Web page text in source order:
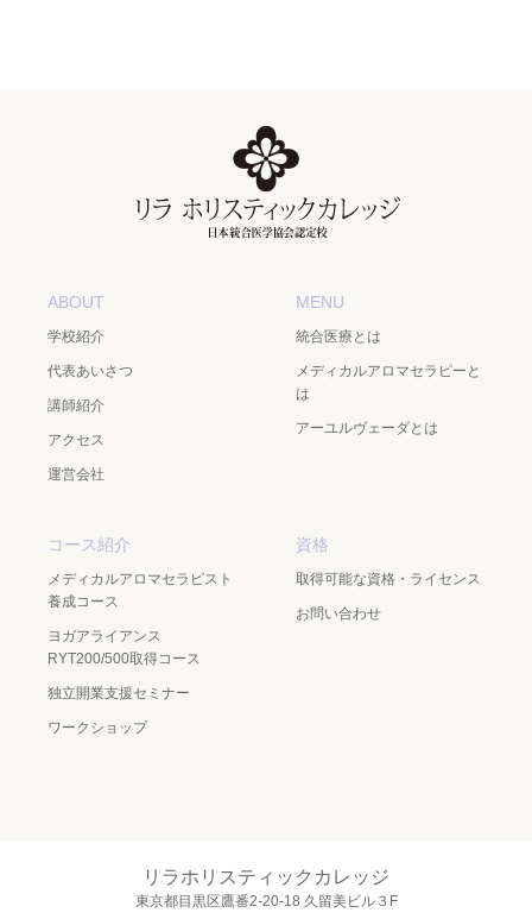
ABOUT
学校紹介
代表あいさつ
講師紹介
アクセス
運営会社
MENU
統合医療とは
メディカルアロマセラピーと
は
アーユルヴェーダとは
コース紹介
メディカルアロマセラピスト
養成コース
ヨガアライアンス
RYT200/500取得コース
独立開業支援セミナー
ワークショップ
資格
取得可能な資格・ライセンス
お問い合わせ
リラホリスティックカレッジ
東京都目黒区鷹番2-20-18 久留美ビル３F